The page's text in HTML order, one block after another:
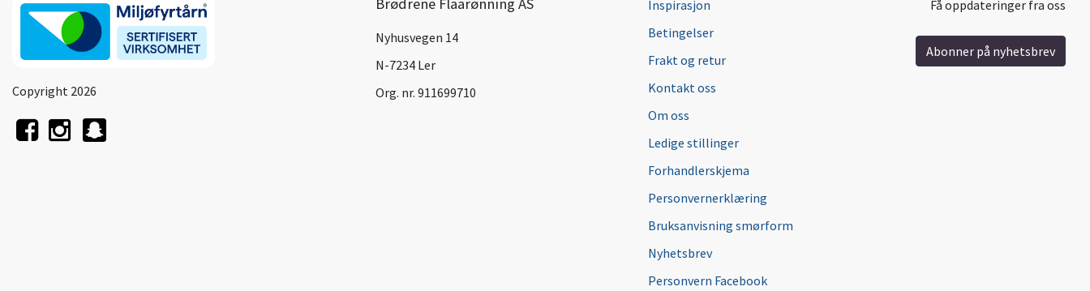
Copyright 2026
Nyhusvegen 14
N-7234 Ler
Org. nr. 911699710
Inspirasjon
Betingelser
Frakt og retur
Kontakt oss
Om oss
Ledige stillinger
Forhandlerskjema
Personvernerklæring
Bruksanvisning smørform
Nyhetsbrev
Personvern Facebook
Få oppdateringer fra oss
Abonner på nyhetsbrev